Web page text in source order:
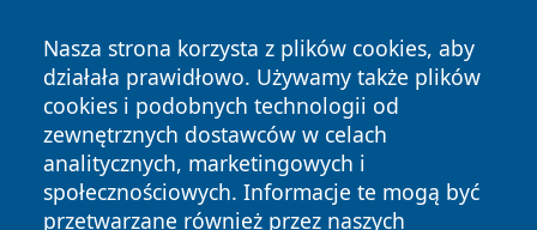
Nasza strona korzysta z plików cookies, aby
działała prawidłowo. Używamy także plików
cookies i podobnych technologii od
zewnętrznych dostawców w celach
analitycznych, marketingowych i
społecznościowych. Informacje te mogą być
przetwarzane również przez naszych